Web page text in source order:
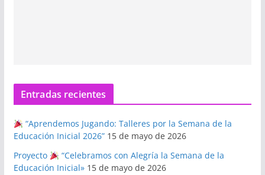
Entradas recientes
“Aprendemos Jugando: Talleres por la Semana de la
Educación Inicial 2026” 15 de mayo de 2026
Proyecto
“Celebramos con Alegría la Semana de la
Educación Inicial» 15 de mayo de 2026